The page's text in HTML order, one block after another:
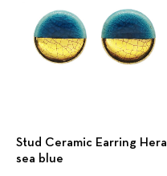
Stud Ceramic Earring Ηera
sea blue